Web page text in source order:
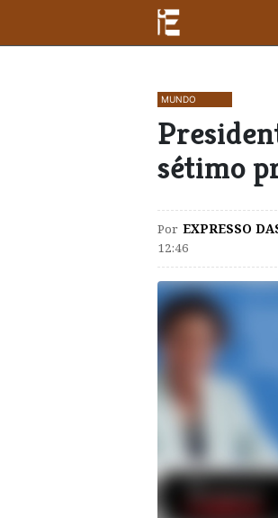
MUNDO
sétimo
Por EXPRESSO
12:46